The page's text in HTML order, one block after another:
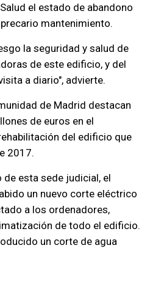
el estado de abandono
mantenimiento.
la seguridad y salud de
de este edificio, y del
a diario", advierte.
de Madrid destacan
de euros en el
del edificio que
2017.
esta sede judicial, el
un nuevo corte eléctrico
a los ordenadores,
de todo el edificio.
un corte de agua